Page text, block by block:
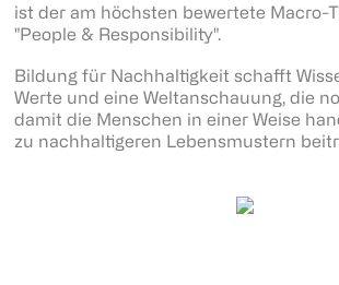
ist der am höchsten bewertete Macro-
"People & Responsibility".
Bildung für Nachhaltigkeit schafft
Werte und eine Weltanschauung, die
damit die Menschen in einer Weise
zu nachhaltigeren Lebensmustern